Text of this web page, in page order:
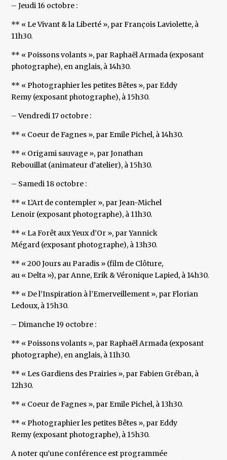
– Jeudi 16 octobre :
** « Le Vivant & la Liberté », par François Laviolette, à
11h30.
** « Poissons volants », par Raphaël Armada (exposant
photographe), en anglais, à 14h30.
** « Photographier les petites Bêtes », par Eddy
Remy (exposant photographe), à 15h30.
– Vendredi 17 octobre :
** « Coeur de Fagnes », par Emile Pichel, à 14h30.
** « Origami sauvage », par Jonathan
Rebouillat (animateur d’atelier), à 15h30.
– Samedi 18 octobre :
** « L’Art de contempler », par Jean-Michel
Lenoir (exposant photographe), à 11h30.
** « La Forêt aux Yeux d’Or », par Yannick
Mégard (exposant photographe), à 13h30.
** « 200 Jours au Paradis » (film de Clôture,
au « Delta »), par Anne, Erik & Véronique Lapied, à 14h30.
** « De l’Inspiration à l’Emerveillement », par Florian
Ledoux, à 15h30.
– Dimanche 19 octobre :
** « Poissons volants », par Raphaël Armada (exposant
photographe), en anglais, à 11h30.
** « Les Gardiens des Prairies », par Fabien Gréban, à
12h30.
** « Coeur de Fagnes », par Emile Pichel, à 13h30.
** « Photographier les petites Bêtes », par Eddy
Remy (exposant photographe), à 15h30.
A noter qu’une conférence est programmée